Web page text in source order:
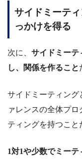
サイドミーテ
っかけを得る
次に、 サイドミーテ
し、関係を作ること
サイドミーティング
ァレンスの全体プ
ティングを持つこと
1対1や少数でミー